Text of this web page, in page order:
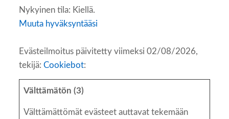
Nykyinen tila: Kiellä.
Muuta hyväksyntääsi
Evästeilmoitus päivitetty viimeksi 02/08/2026,
tekijä: Cookiebot:
Välttämätön (3)
Välttämättömät evästeet auttavat tekemään